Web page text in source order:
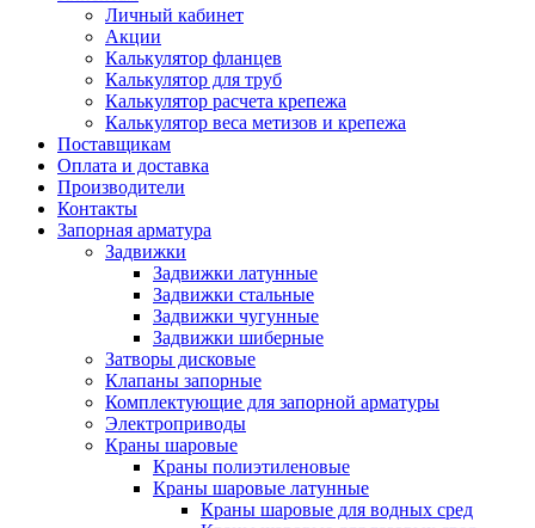
Личный кабинет
Акции
Калькулятор фланцев
Калькулятор для труб
Калькулятор расчета крепежа
Калькулятор веса метизов и крепежа
Поставщикам
Оплата и доставка
Производители
Контакты
Запорная арматура
Задвижки
Задвижки латунные
Задвижки стальные
Задвижки чугунные
Задвижки шиберные
Затворы дисковые
Клапаны запорные
Комплектующие для запорной арматуры
Электроприводы
Краны шаровые
Краны полиэтиленовые
Краны шаровые латунные
Краны шаровые для водных сред